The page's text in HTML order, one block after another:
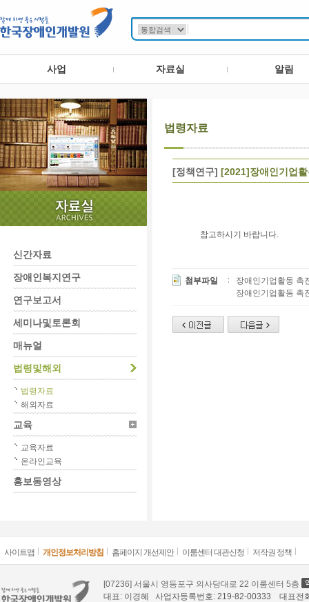
사업 자료실 알림
신간자료
장애인복지연구
연구보고서
세미나및토론회
매뉴얼
법령및해외
법령자료
해외자료
교육
교육자료
온라인교육
홍보동영상
법령자료
[정책연구] [2021]장애인기업
참고하시기 바랍니다.
첨부파일
장애인기업활동 촉
장애인기업활동 촉
사이트맵 개인정보처리방침 홈페이지 개선제안 이룸센터 대관신청 저작권 정책
[07236] 서울시 영등포구 의사당대로 22 이룸센터 5층
대표: 이경혜 사업자등록번호: 219-82-00333 대표